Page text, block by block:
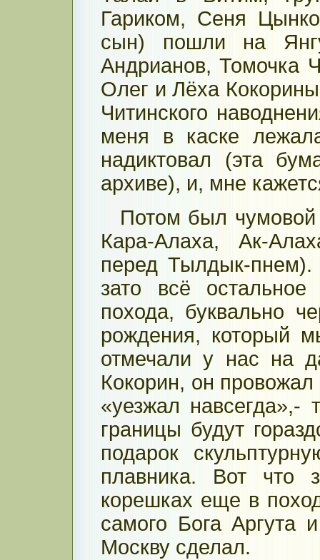
Гариком, Сеня
сын) пошли на
Андрианов, Томочка
Олег и Лёха
Читинского
меня в каске
надиктовал (эта
архиве), и, мне
Потом был чумовой
Кара-Алаха, Ак-
перед Тылдык-
зато всё
похода, буквально
рождения, который
отмечали у нас на
Кокорин, он провожал
«уезжал
границы будут
подарок
плавника. Вот что
корешках еще в
самого Бога Аргута
Москву сделал.